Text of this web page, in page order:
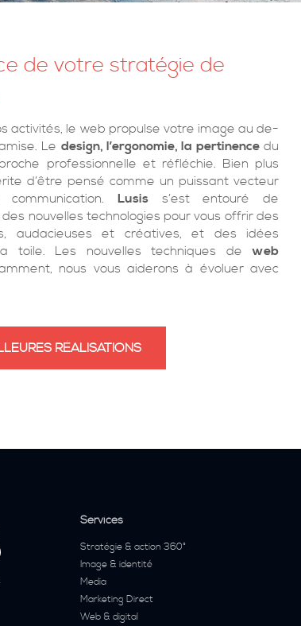
de votre stratégie de
activités, le web propulse votre image au de-
Le design, l’ergonomie, la pertinencedu
professionnelle et réfléchie. Bien plus
d’être pensé comme un puissant vecteur
Lusiss’est entouré de
nouvelles technologies pour vous offrir des
audacieuses et créatives, et des idées
toile. Les nouvelles techniques de web
nous vous aiderons à évoluer avec
RÉALISATIONS
Services
Stratégie & action 360°
Image & identité
Media
Marketing Direct
Web & digital